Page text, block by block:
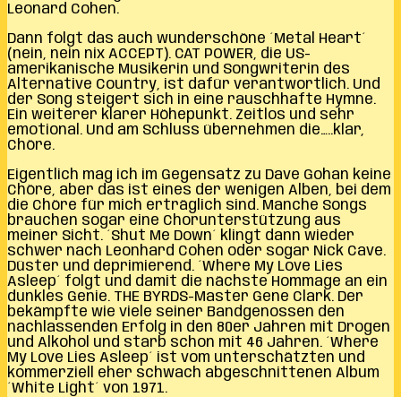
Leonard Cohen.
Dann folgt das auch wunderschöne ´Metal Heart´
(nein, nein nix ACCEPT). CAT POWER, die US-
amerikanische Musikerin und Songwriterin des
Alternative Country, ist dafür verantwortlich. Und
der Song steigert sich in eine rauschhafte Hymne.
Ein weiterer klarer Höhepunkt. Zeitlos und sehr
emotional. Und am Schluss übernehmen die…..klar,
Chöre.
Eigentlich mag ich im Gegensatz zu Dave Gohan keine
Chöre, aber das ist eines der wenigen Alben, bei dem
die Chöre für mich erträglich sind. Manche Songs
brauchen sogar eine Chorunterstützung aus
meiner Sicht. ´Shut Me Down´ klingt dann wieder
schwer nach Leonhard Cohen oder sogar Nick Cave.
Düster und deprimierend. ´Where My Love Lies
Asleep´ folgt und damit die nächste Hommage an ein
dunkles Genie. THE BYRDS-Master Gene Clark. Der
bekämpfte wie viele seiner Bandgenossen den
nachlassenden Erfolg in den 80er Jahren mit Drogen
und Alkohol und starb schon mit 46 Jahren. ´Where
My Love Lies Asleep´ ist vom unterschätzten und
kommerziell eher schwach abgeschnittenen Album
´White Light´ von 1971.